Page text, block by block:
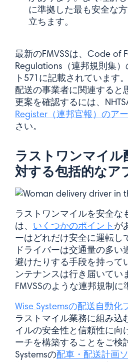
に準拠した最も安全な
立ちます。
最新のFMVSSは、Code of
Regulations（連邦規則集
ト571に記載されています
配送の事業者に関連すると
更案を確認するには、
Register（連邦官報）のア
さい。
ラストワンマイル
対する包括的なア
ラストワンマイルを安全な
は、 いくつかのポイント が
ーはどれだけ安全に運転し
ドライバーは交通量の多い
避けたりする手段を持って
ンテナンスは行き届いてい
FMVSSのような連邦規制に
Wise Systemsの配送自動化
ラストマイル業務に組み込
イルの安全性と信頼性に向
ーチを構築することをご検
Systemsの配車・配送計画